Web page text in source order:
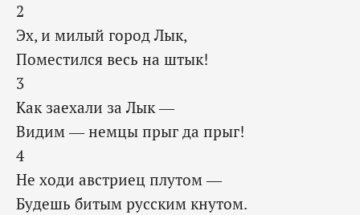
2
Эх, и милый город Лык,
Поместился весь на штык!
3
Как заехали за Лык —
Видим — немцы прыг да прыг!
4
Не ходи австриец плутом —
Будешь битым русским кнутом.